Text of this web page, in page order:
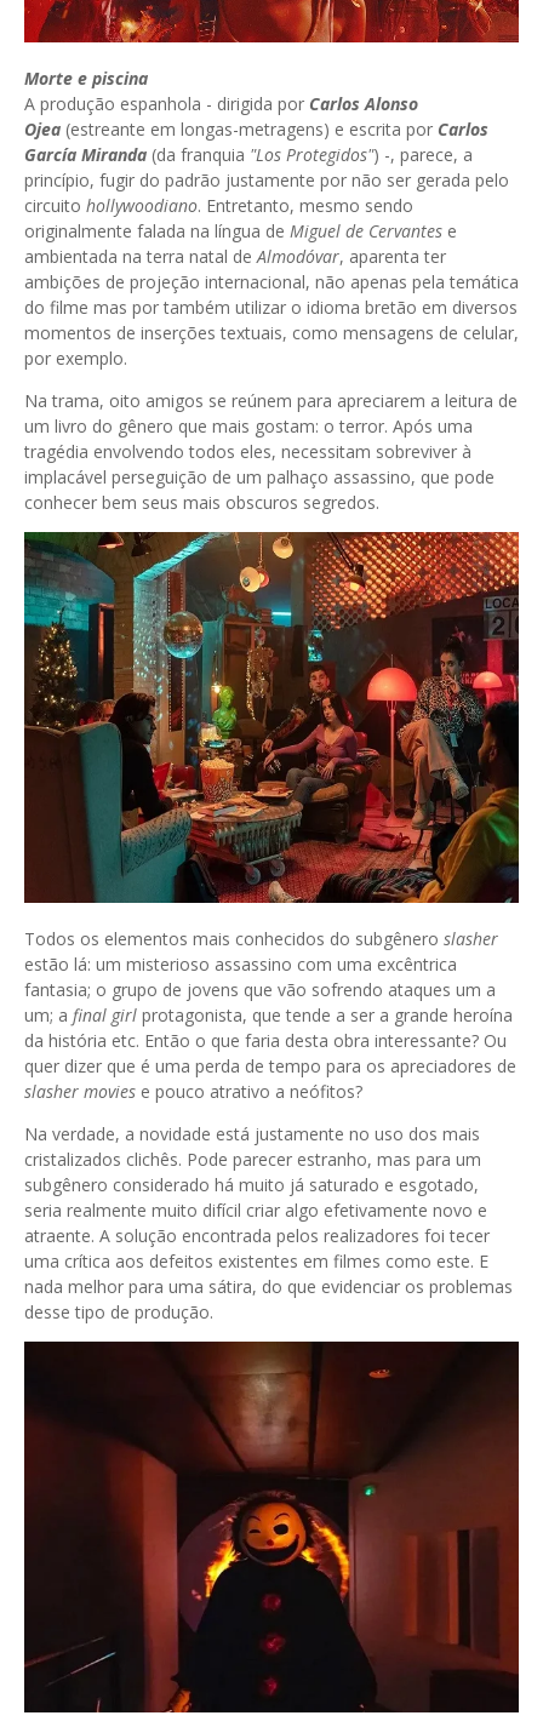
Morte e piscina
A produção espanhola - dirigida por Carlos Alonso
Ojea (estreante em longas-metragens) e escrita por Carlos
García Miranda (da franquia "Los Protegidos") -, parece, a
princípio, fugir do padrão justamente por não ser gerada pelo
circuito hollywoodiano. Entretanto, mesmo sendo
originalmente falada na língua de Miguel de Cervantes e
ambientada na terra natal de Almodóvar, aparenta ter
ambições de projeção internacional, não apenas pela temática
do filme mas por também utilizar o idioma bretão em diversos
momentos de inserções textuais, como mensagens de celular,
por exemplo.
Na trama, oito amigos se reúnem para apreciarem a leitura de
um livro do gênero que mais gostam: o terror. Após uma
tragédia envolvendo todos eles, necessitam sobreviver à
implacável perseguição de um palhaço assassino, que pode
conhecer bem seus mais obscuros segredos.
Todos os elementos mais conhecidos do subgênero slasher
estão lá: um misterioso assassino com uma excêntrica
fantasia; o grupo de jovens que vão sofrendo ataques um a
um; a final girl protagonista, que tende a ser a grande heroína
da história etc. Então o que faria desta obra interessante? Ou
quer dizer que é uma perda de tempo para os apreciadores de
slasher movies e pouco atrativo a neófitos?
Na verdade, a novidade está justamente no uso dos mais
cristalizados clichês. Pode parecer estranho, mas para um
subgênero considerado há muito já saturado e esgotado,
seria realmente muito difícil criar algo efetivamente novo e
atraente. A solução encontrada pelos realizadores foi tecer
uma crítica aos defeitos existentes em filmes como este. E
nada melhor para uma sátira, do que evidenciar os problemas
desse tipo de produção.